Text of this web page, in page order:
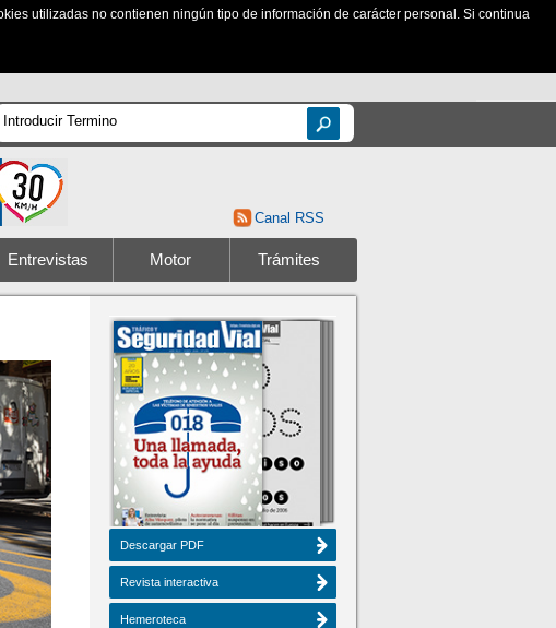
utilizadas no contienen ningún tipo de información de carácter personal. Si continua
Canal RSS
Entrevistas Motor Trámites
Descargar PDF
Revista interactiva
Hemeroteca